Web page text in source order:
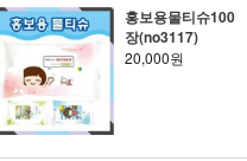
홍보용물티슈100
장(no3117)
20,000원